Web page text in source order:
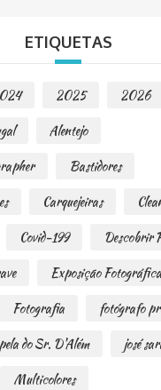
ETIQUETAS
2025
2026
Alentejo
Bastidores
Carquejeiras
Covid-199
Descobrir
Exposição Fotográfica
Fotografia
fotógrafo
do Sr. D'Além
josé
Multicolores